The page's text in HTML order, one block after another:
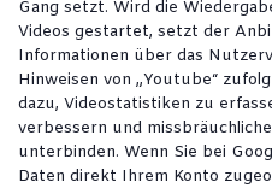
Gang setzt. Wird die
Videos gestartet, setzt der
Informationen über das
Hinweisen von „Youtube“
dazu, Videostatistiken zu
verbessern und
unterbinden. Wenn Sie bei
Daten direkt Ihrem Konto